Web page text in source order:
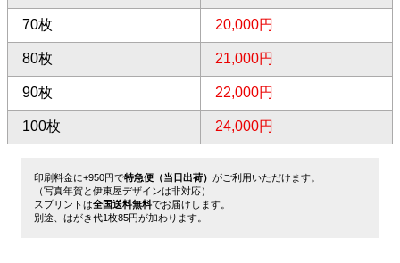
70枚 20,000円
80枚 21,000円
90枚 22,000円
100枚 24,000円
印刷料金に+950円で特急便（当日出荷） がご利用いただけます。
（写真年賀と伊東屋デザインは非対応）
スプリントは全国送料無料でお届けします。
別途、はがき代1枚85円が加わります。